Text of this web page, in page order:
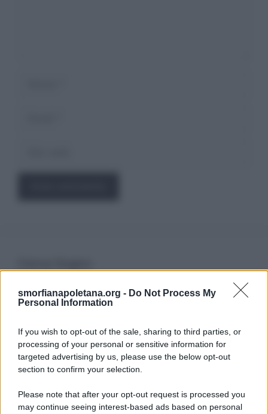
smorfianapoletana.org - Do Not Process My
Personal Information
If you wish to opt-out of the sale, sharing to third parties, or
processing of your personal or sensitive information for
targeted advertising by us, please use the below opt-out
section to confirm your selection.
Please note that after your opt-out request is processed you
may continue seeing interest-based ads based on personal
Ricerca
LEGGI GRATIS IL NOSTRO EBOOK